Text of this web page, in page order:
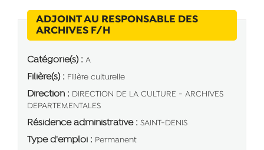
ADJOINT AU RESPONSABLE DES
ARCHIVES F/H
Catégorie(s) : A
Filière(s) : Filière culturelle
Direction : DIRECTION DE LA CULTURE - ARCHIVES
DEPARTEMENTALES
Résidence administrative : SAINT-DENIS
Type d'emploi : Permanent